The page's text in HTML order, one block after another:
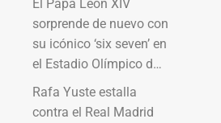
El Papa León XIV
sorprende de nuevo con
su icónico ‘six seven’ en
el Estadio Olímpico d…
Rafa Yuste estalla
contra el Real Madrid